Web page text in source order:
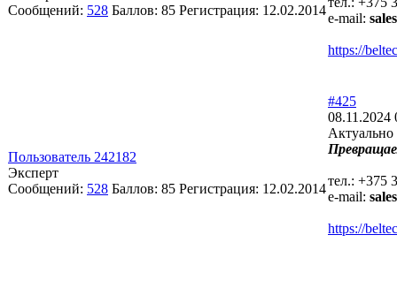
Сообщений: 528 Баллов: 85 Регистрация: 12.02.2014
e-mail:
https://
Пользователь 242182
Эксперт
Сообщений: 528 Баллов: 85 Регистрация: 12.02.2014
#425
08.11.2024
Актуально
тел.: +375
e-mail:
https://